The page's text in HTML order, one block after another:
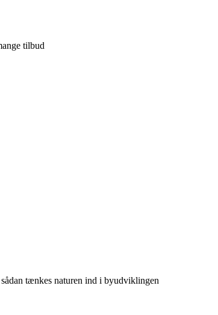
tilbud
tænkes naturen ind i byudviklingen